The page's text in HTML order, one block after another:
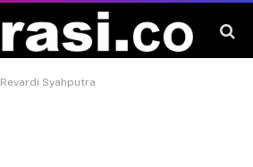
Revardi Syahputra